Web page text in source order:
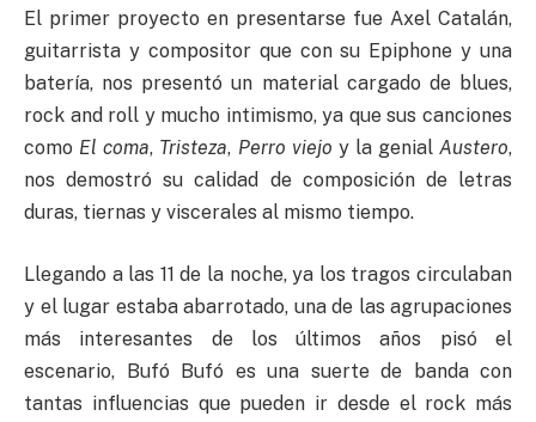
El primer proyecto en presentarse fue Axel Catalán,
guitarrista y compositor que con su Epiphone y una
batería, nos presentó un material cargado de blues,
rock and roll y mucho intimismo, ya que sus canciones
como El coma, Tristeza, Perro viejo y la genialAustero,
nos demostró su calidad de composición de letras
duras, tiernas y viscerales al mismo tiempo.
Llegando a las 11 de la noche, ya los tragos circulaban
y el lugar estaba abarrotado, una de las agrupaciones
más interesantes de los últimos años pisó el
escenario, Bufó Bufó es una suerte de banda con
tantas influencias que pueden ir desde el rock más